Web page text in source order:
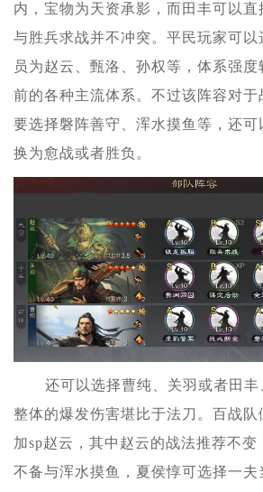
内，宝物为天资承影，而田丰可以直
与胜兵求战并不冲突。平民玩家可
员为赵云、甄洛、孙权等，体系强度
前的各种主流体系。不过该阵容对于
要选择磐阵善守、浑水摸鱼等，还可
换为愈战或者胜负。
还可以选择曹纯、关羽或者田丰
整体的爆发伤害堪比于法刀。百战
加sp赵云，其中赵云的战法推荐不
不备与浑水摸鱼，夏侯惇可选择一夫